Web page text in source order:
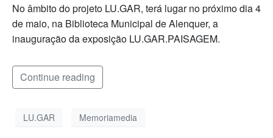
No âmbito do projeto LU.GAR, terá lugar no próximo dia 4
de maio, na Biblioteca Municipal de Alenquer, a
inauguração da exposição LU.GAR.PAISAGEM.
Continue reading
LU.GAR Memoriamedia